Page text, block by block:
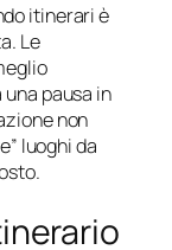
itinerari è
Le
pausa in
non
luoghi da